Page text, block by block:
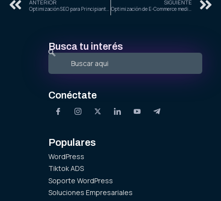
ANTERIOR
Optimización SEO para Principiantes: Pasos Clave para Mejorar Tu Presencia en Google 2025
SIGUIENTE
Optimización de E-Commerce mediante Inteligencia Artificial en 2025
Busca tu interés
Conéctate
Populares
WordPress
Tiktok ADS
Soporte WordPress
Soluciones Empresariales